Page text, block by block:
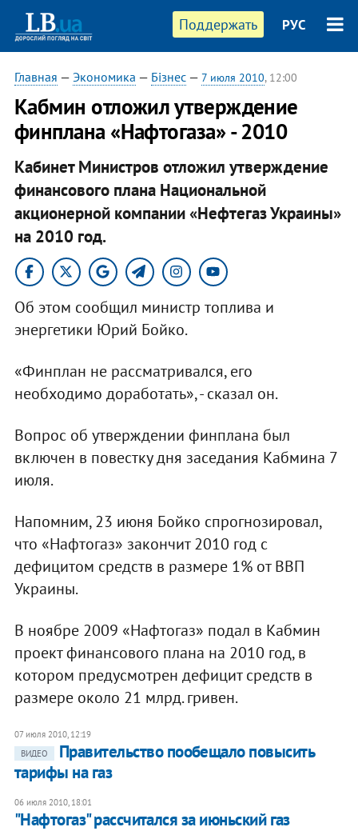
Поддержать РУС
Главная — Экономика — Бізнес— 7 июля 2010, 12:00
Кабмин отложил утверждение
финплана «Нафтогаза» - 2010
Кабинет Министров отложил утверждение
финансового плана Национальной
акционерной компании «Нефтегаз Украины»
на 2010 год.
Об этом сообщил министр топлива и
энергетики Юрий Бойко.
«Финплан не рассматривался, его
необходимо доработать», - сказал он.
Вопрос об утверждении финплана был
включен в повестку дня заседания Кабмина 7
июля.
Напомним, 23 июня Бойко спрогнозировал,
что «Нафтогаз» закончит 2010 год с
дефицитом средств в размере 1% от ВВП
Украины.
В ноябре 2009 «Нафтогаз» подал в Кабмин
проект финансового плана на 2010 год, в
котором предусмотрен дефицит средств в
размере около 21 млрд. гривен.
07 июля 2010, 12:19
ВИДЕО
Правительство пообещало повысить
тарифы на газ
06 июля 2010, 18:01
"Нафтогаз" рассчитался за июньский газ